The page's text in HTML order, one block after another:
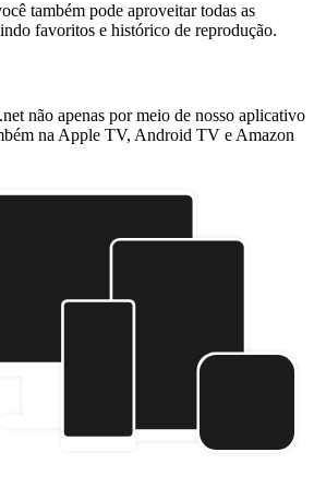
também pode aproveitar todas as
favoritos e histórico de reprodução.
não apenas por meio de nosso aplicativo
na Apple TV, Android TV e Amazon